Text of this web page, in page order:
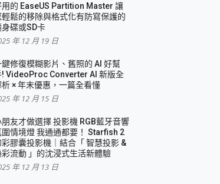
用的 EaseUS Partition Master 讓
輕鬆的移除與格式化有防寫保護的
身碟或SD卡
年 12 月 19 日
鍵修復模糊影片、舊照的 AI 好幫
! VideoProc Converter AI 新版全
析 × 年末優惠，一篇全看懂
年 12 月 15 日
朋友才做選擇 投影機 RGB藍牙音響
圍情境燈 我通通都要！ Starfish 2
彩膠囊投影機｜結合「 智慧投影 &
彩流動 」的沈浸式生活新體驗
年 12 月 13 日